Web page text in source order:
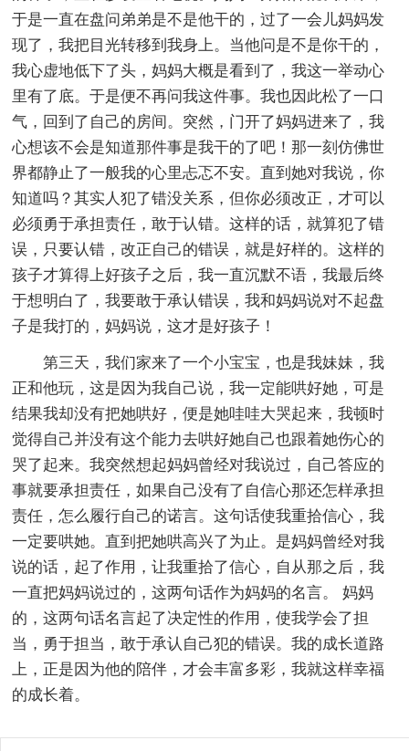
于是一直在盘问弟弟是不是他干的，过了一会儿妈妈发
现了，我把目光转移到我身上。当他问是不是你干的，
我心虚地低下了头，妈妈大概是看到了，我这一举动心
里有了底。于是便不再问我这件事。我也因此松了一口
气，回到了自己的房间。突然，门开了妈妈进来了，我
心想该不会是知道那件事是我干的了吧！那一刻仿佛世
界都静止了一般我的心里忐忑不安。直到她对我说，你
知道吗？其实人犯了错没关系，但你必须改正，才可以
必须勇于承担责任，敢于认错。这样的话，就算犯了错
误，只要认错，改正自己的错误，就是好样的。这样的
孩子才算得上好孩子之后，我一直沉默不语，我最后终
于想明白了，我要敢于承认错误，我和妈妈说对不起盘
子是我打的，妈妈说，这才是好孩子！
第三天，我们家来了一个小宝宝，也是我妹妹，我
正和他玩，这是因为我自己说，我一定能哄好她，可是
结果我却没有把她哄好，便是她哇哇大哭起来，我顿时
觉得自己并没有这个能力去哄好她自己也跟着她伤心的
哭了起来。我突然想起妈妈曾经对我说过，自己答应的
事就要承担责任，如果自己没有了自信心那还怎样承担
责任，怎么履行自己的诺言。这句话使我重拾信心，我
一定要哄她。直到把她哄高兴了为止。是妈妈曾经对我
说的话，起了作用，让我重拾了信心，自从那之后，我
一直把妈妈说过的，这两句话作为妈妈的名言。 妈妈
的，这两句话名言起了决定性的作用，使我学会了担
当，勇于担当，敢于承认自己犯的错误。我的成长道路
上，正是因为他的陪伴，才会丰富多彩，我就这样幸福
的成长着。